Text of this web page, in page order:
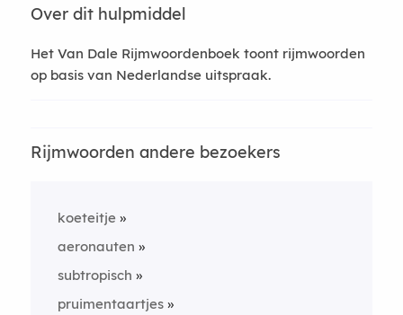
Over dit hulpmiddel
Het Van Dale Rijmwoordenboek toont rijmwoorden
op basis van Nederlandse uitspraak.
Rijmwoorden andere bezoekers
koeteitje
aeronauten
subtropisch
pruimentaartjes